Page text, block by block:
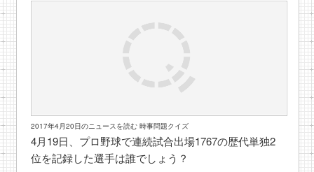
2017年4月20日のニュースを読む 時事問題クイズ
4月19日、プロ野球で連続試合出場1767の歴代単独2
位を記録した選手は誰でしょう？